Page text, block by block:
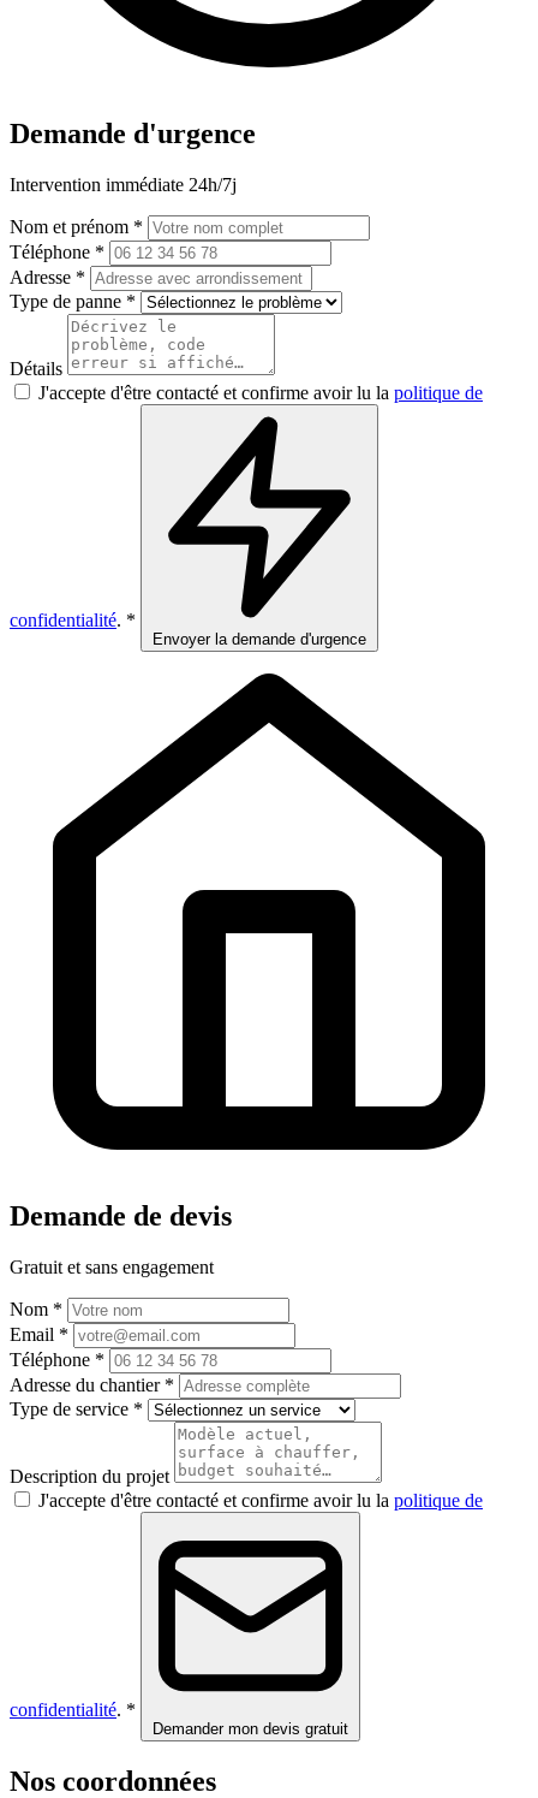
Demande d'urgence
Intervention immédiate 24h/7j
Nom et prénom *
Téléphone *
Adresse *
Type de panne *
Détails
J'accepte d'être contacté et confirme avoir lu la politique de
confidentialité. *
Envoyer la demande d'urgence
Demande de devis
Gratuit et sans engagement
Nom *
Email *
Téléphone *
Adresse du chantier *
Type de service *
Description du projet
J'accepte d'être contacté et confirme avoir lu la politique de
confidentialité. *
Demander mon devis gratuit
Nos coordonnées